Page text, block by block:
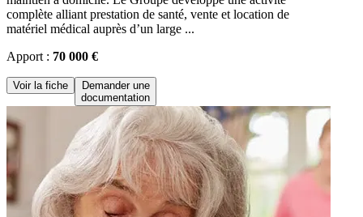
complète alliant prestation de santé, vente et location de
matériel médical auprès d’un large ...
Apport : 70 000 €
Voir la fiche
Demander une
documentation